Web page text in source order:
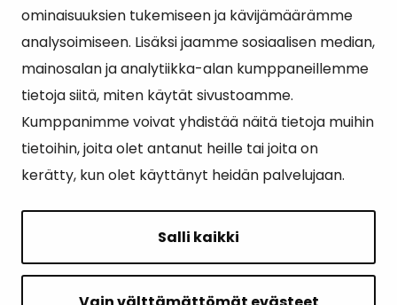
ominaisuuksien tukemiseen ja kävijämäärämme
analysoimiseen. Lisäksi jaamme sosiaalisen median,
mainosalan ja analytiikka-alan kumppaneillemme
tietoja siitä, miten käytät sivustoamme.
Kumppanimme voivat yhdistää näitä tietoja muihin
tietoihin, joita olet antanut heille tai joita on
kerätty, kun olet käyttänyt heidän palvelujaan.
Salli kaikki
Esityslistat, pöytäkirjat, viranhaltijapäätökset ja
kuulutukset
Tietoa ja ohjeistusta koronavirukseen liittyen
Asiointipiste
Sähköinen asiointi
Yhteydenotto
Tilavaraus